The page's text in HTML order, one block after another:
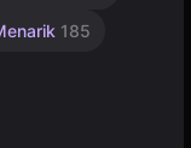
185